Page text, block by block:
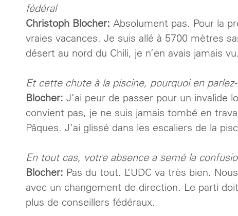
fédéral
Christoph Blocher: Absolument pas. Pour la
vraies vacances. Je suis allé à 5700 mètres
désert au nord du Chili, je n’en avais jamais vu.
Et cette chute à la piscine, pourquoi en
Blocher: J’ai peur de passer pour un invalide
convient pas, je ne suis jamais tombé en
Pâques. J’ai glissé dans les escaliers de la
En tout cas, votre absence a semé la
Blocher: Pas du tout. L’UDC va très bien.
avec un changement de direction. Le parti
plus de conseillers fédéraux.